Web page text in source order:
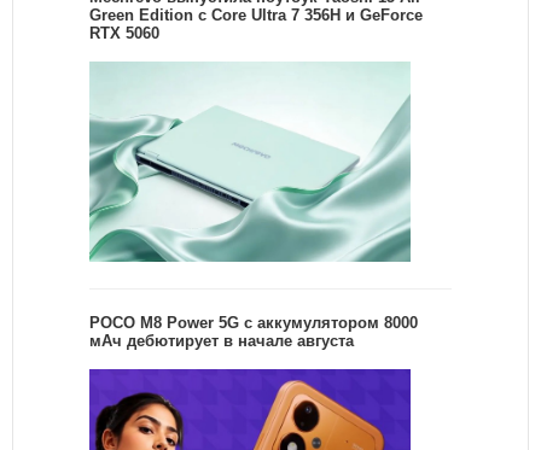
Green Edition с Core Ultra 7 356H и GeForce
RTX 5060
POCO M8 Power 5G с аккумулятором 8000
мАч дебютирует в начале августа